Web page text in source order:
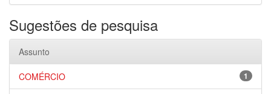
Sugestões de pesquisa
Assunto
1
COMÉRCIO